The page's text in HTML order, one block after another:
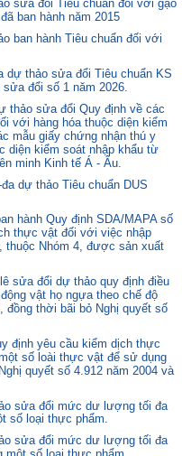
sửa đổi Tiêu chuẩn đối với gạo
ban hành năm 2015
ban hành Tiêu chuẩn đối với
dự thảo sửa đổi Tiêu chuẩn KS
đổi số 1 năm 2026.
thảo sửa đổi Quy định về các
với hàng hóa thuộc diện kiểm
mẫu giấy chứng nhận thú y
diện kiểm soát nhập khẩu từ
minh Kinh tế Á - Âu.
dự thảo Tiêu chuẩn DUS
hành Quy định SDA/MAPA số
thực vật đối với việc nhập
thuộc Nhóm 4, được sản xuất
sửa đổi dự thảo quy định điều
vật họ ngựa theo chế độ
đồng thời bãi bỏ Nghị quyết số
định yêu cầu kiểm dịch thực
số loài thực vật để sử dụng
quyết số 4.912 năm 2004 và
sửa đổi mức dư lượng tối đa
số loại thực phẩm.
sửa đổi mức dư lượng tối đa